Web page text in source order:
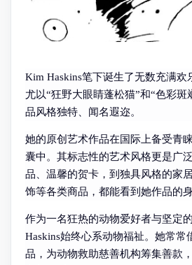
Kim Haskins笔下诞生了无数充满欢
尤以“狂野大眼睛蓬松猫”和“色彩斑
品风格独特、闻名遐迩。
她的原创艺术作品在国际上备受青
囊中。其标志性的艺术风格更是广
品、温馨的贺卡，到独具风格的家
饰等各类商品，都能看到她作品的身
作为一名狂热的动物爱好者与坚定
Haskins始终心系动物福祉。她常常
品，为动物救助慈善机构筹集善款